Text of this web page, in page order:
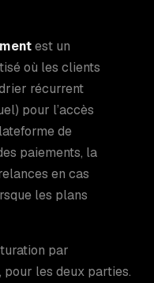
est un
où les clients
récurrent
pour l’accès
de
paiements, la
en cas
les plans
par
les deux parties.